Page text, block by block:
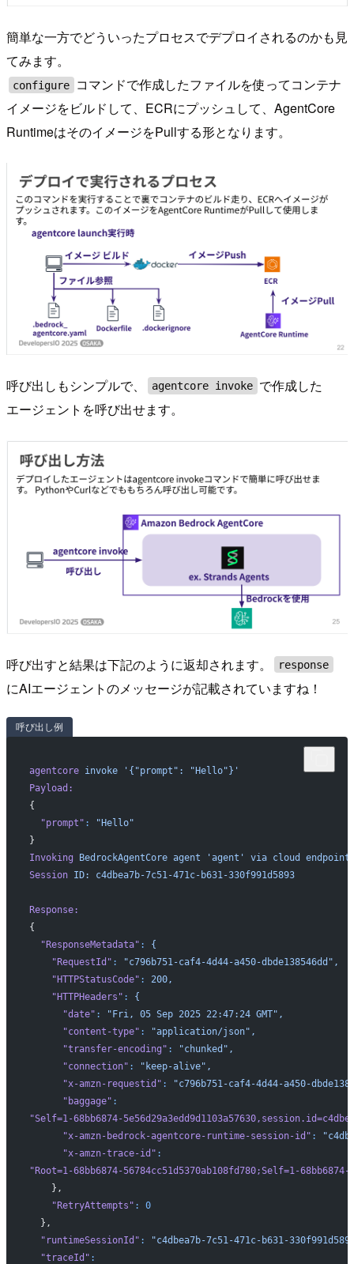
簡単な一方でどういったプロセスでデプロイされるのかも見
てみます。
configure
コマンドで作成したファイルを使ってコンテナ
イメージをビルドして、ECRにプッシュして、AgentCore
RuntimeはそのイメージをPullする形となります。
呼び出しもシンプルで、 agentcore invoke で作成した
エージェントを呼び出せます。
呼び出すと結果は下記のように返却されます。 response
にAIエージェントのメッセージが記載されていますね！
呼び出し例
agentcore invoke '{"prompt": "Hello"}'
Payload:
{
  "prompt"
:
"Hello"
}
Invoking BedrockAgentCore agent 'agent' via cloud
endpoint
Session ID: c4dbea7b-7c51-471c-b631-330f991d5893
Response:
{
  "ResponseMetadata"
:
{
    "RequestId"
:
"c796b751-caf4-4d44-a450-dbde138546dd",
    "HTTPStatusCode"
:
200,
    "HTTPHeaders"
:
{
      "date"
:
"Fri, 05 Sep 2025 22:47:24 GMT",
      "content-type"
:
"application/json",
      "transfer-encoding"
:
"chunked",
      "connection"
:
"keep-alive",
      "x-amzn-requestid"
:
"c796b751-caf4-4d44-a450-
      "baggage"
:
"Self=1-68bb6874-
      "x-amzn-bedrock-agentcore-runtime-session-id"
:
      "x-amzn-trace-id"
:
"Root=1-68bb6874-56784cc51d5370ab108fd780;Self=1-68bb6874-
    },
    "RetryAttempts"
:
0
  },
  "runtimeSessionId"
:
"c4dbea7b-7c51-471c-b631-
  "traceId"
: